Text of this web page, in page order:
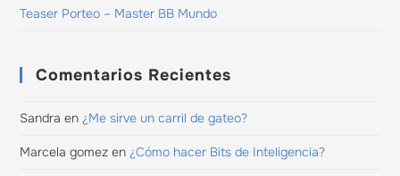
Teaser Porteo – Master BB Mundo
Comentarios Recientes
Sandra en ¿Me sirve un carril de gateo?
Marcela gomez en ¿Cómo hacer Bits de Inteligencia?